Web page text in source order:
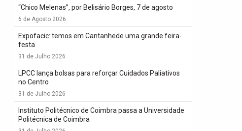
“Chico Melenas”, por Belisário Borges, 7 de agosto
6 de Agosto 2026
Expofacic: temos em Cantanhede uma grande feira-
festa
31 de Julho 2026
LPCC lança bolsas para reforçar Cuidados Paliativos
no Centro
31 de Julho 2026
Instituto Politécnico de Coimbra passa a Universidade
Politécnica de Coimbra